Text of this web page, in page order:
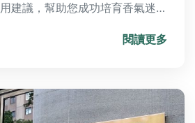
建議，幫助您成功培育香氣迷人
閱讀更多